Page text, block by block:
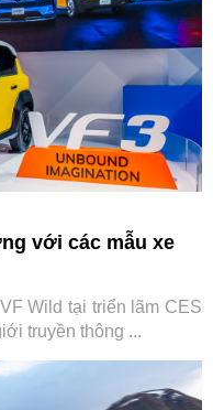
với các mẫu xe
Wild tại triển lãm CES
truyền thông ...